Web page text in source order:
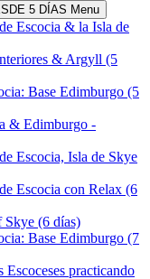
5 DÍAS Menu
Escocia & la Isla de
& Argyll (5
Base Edimburgo (5
& Edimburgo -
Escocia, Isla de Skye
Escocia con Relax (6
(6 días)
Base Edimburgo (7
Escoceses practicando